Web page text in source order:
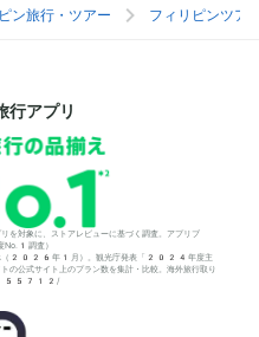
ン旅行・ツアー フィリピンツア
行アプリ
対象に、ストアレビューに基づく調査。アプリブ
調査）
調べ（2026年1月）。観光庁発表「2024年度主
公式サイト上のプラン数を集計・比較。海外旅行取り
155712/